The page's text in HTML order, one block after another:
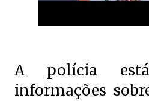
A polícia está
informações